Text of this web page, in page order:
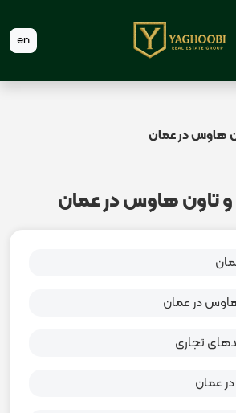
en
هاوس در عمان
و تاون هاوس در عمان
هاوس در عمان
تجاری
عمان